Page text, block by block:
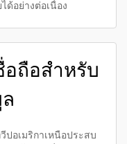
ด้อย่างต่อเนื่อง
อถือสำหรับ
ปอเมริกาเหนือประสบ